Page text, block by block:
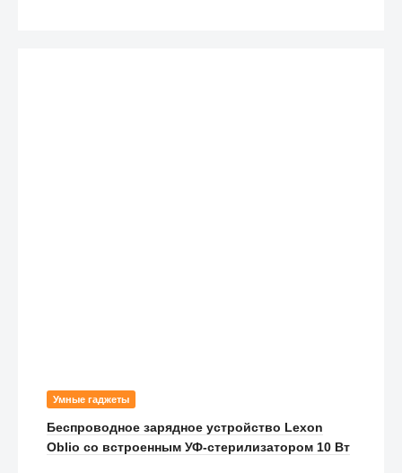
Умные гаджеты
Беспроводное зарядное устройство Lexon
Oblio со встроенным УФ-стерилизатором 10 Вт